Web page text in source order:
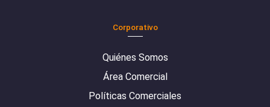
Corporativo
Quiénes Somos
Área Comercial
Políticas Comerciales